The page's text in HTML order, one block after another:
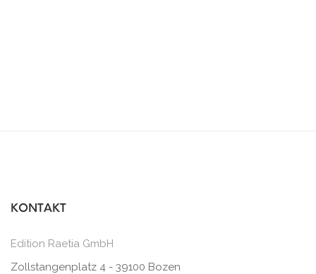
KONTAKT
Edition Raetia GmbH
Zollstangenplatz 4 - 39100 Bozen